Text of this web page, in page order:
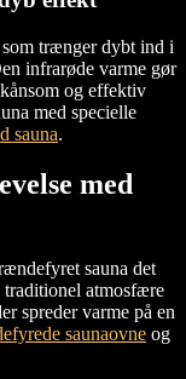
trænger dybt ind i
infrarøde varme gør
og effektiv
med specielle
sauna.
med
sauna det
traditionel atmosfære
spreder varme på en
saunaovne og